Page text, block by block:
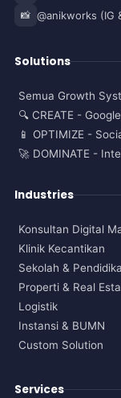
📸 @anikworks (IG
Solutions
Semua Growth
🔍 CREATE -
📱 OPTIMIZE -
🚀 DOMINATE -
Industries
Konsultan Digital
Klinik Kecantikan
Sekolah &
Properti & Real
Logistik
Instansi & BUMN
Custom Solution
Services